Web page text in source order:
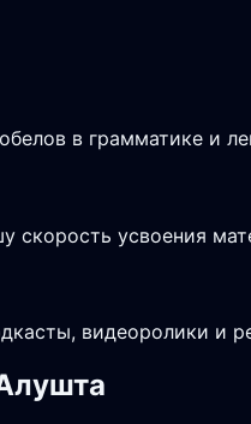
в грамматике и
усвоения
видеоролики